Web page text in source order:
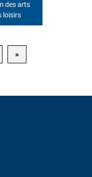
des arts
loisirs
suivante
»Dernière page